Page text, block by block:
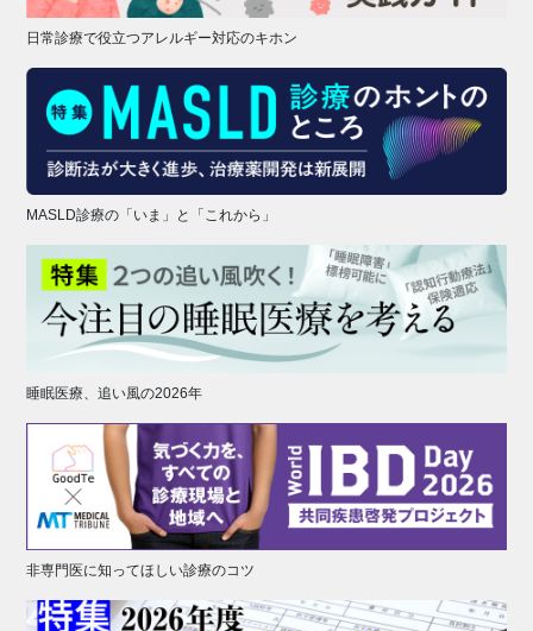
日常診療で役立つアレルギー対応のキホン
MASLD診療の「いま」と「これから」
睡眠医療、追い風の2026年
非専門医に知ってほしい診療のコツ